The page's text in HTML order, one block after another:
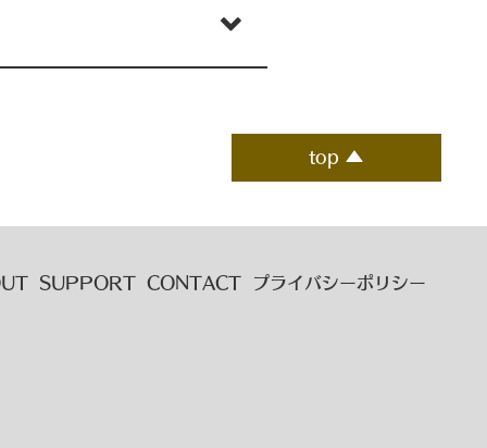
top ▲
SUPPORT CONTACT プライバシーポリシー